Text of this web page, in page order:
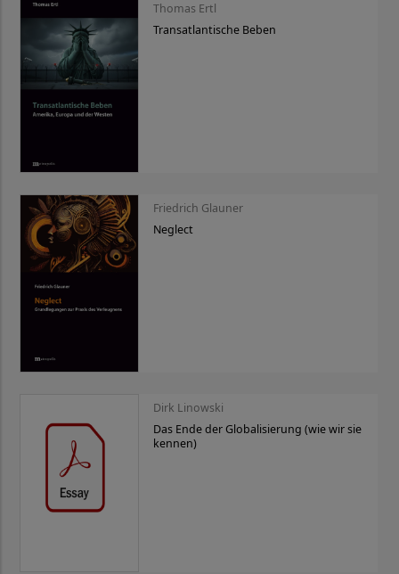
Thomas Ertl
Transatlantische Beben
Friedrich Glauner
Neglect
Dirk Linowski
Das Ende der Globalisierung (wie wir sie
kennen)